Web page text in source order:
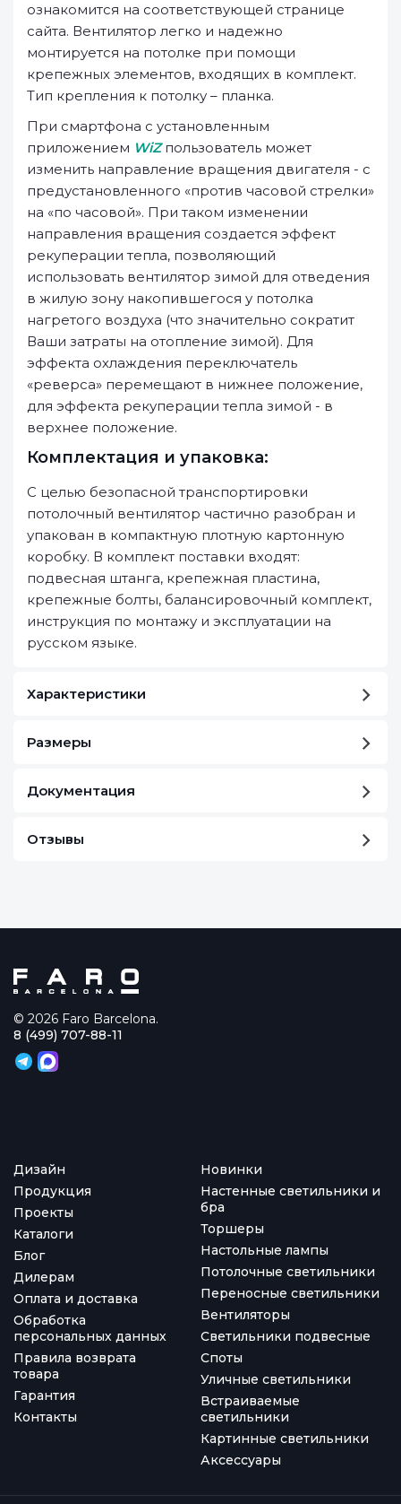
ознакомится на соответствующей странице
сайта. Вентилятор легко и надежно
монтируется на потолке при помощи
крепежных элементов, входящих в комплект.
Тип крепления к потолку – планка.
При смартфона с установленным
приложением WiZпользователь может
изменить направление вращения двигателя - с
предустановленного «против часовой стрелки»
на «по часовой». При таком изменении
направления вращения создается эффект
рекуперации тепла, позволяющий
использовать вентилятор зимой для отведения
в жилую зону накопившегося у потолка
нагретого воздуха (что значительно сократит
Ваши затраты на отопление зимой). Для
эффекта охлаждения переключатель
«реверса» перемещают в нижнее положение,
для эффекта рекуперации тепла зимой - в
верхнее положение.
Комплектация и упаковка:
С целью безопасной транспортировки
потолочный вентилятор частично разобран и
упакован в компактную плотную картонную
коробку. В комплект поставки входят:
подвесная штанга, крепежная пластина,
крепежные болты, балансировочный комплект,
инструкция по монтажу и эксплуатации на
русском языке.
Характеристики
Размеры
Документация
Отзывы
© 2026 Faro Barcelona.
Дизайн
Продукция
Проекты
Каталоги
Блог
Дилерам
Оплата и доставка
Обработка
персональных данных
Правила возврата
товара
Гарантия
Контакты
Новинки
Настенные светильники и
бра
Торшеры
Настольные лампы
Потолочные светильники
Переносные светильники
Вентиляторы
Светильники подвесные
Споты
Уличные светильники
Встраиваемые
светильники
Картинные светильники
Аксессуары
8 (499) 707-88-11